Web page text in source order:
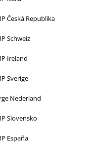
Česká Republika
Schweiz
Ireland
Sverige
Nederland
Slovensko
España